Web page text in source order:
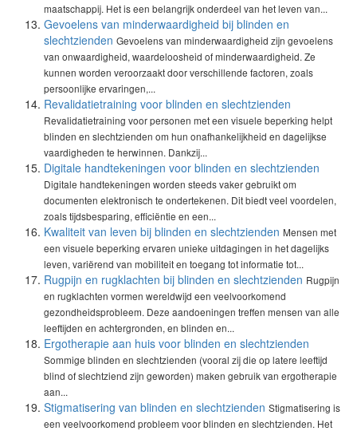
maatschappij. Het is een belangrijk onderdeel van het leven van...
Gevoelens van minderwaardigheid bij blinden en
slechtzienden Gevoelens van minderwaardigheid zijn gevoelens
van onwaardigheid, waardeloosheid of minderwaardigheid. Ze
kunnen worden veroorzaakt door verschillende factoren, zoals
persoonlijke ervaringen,...
Revalidatietraining voor blinden en slechtzienden
Revalidatietraining voor personen met een visuele beperking helpt
blinden en slechtzienden om hun onafhankelijkheid en dagelijkse
vaardigheden te herwinnen. Dankzij...
Digitale handtekeningen voor blinden en slechtzienden
Digitale handtekeningen worden steeds vaker gebruikt om
documenten elektronisch te ondertekenen. Dit biedt veel voordelen,
zoals tijdsbesparing, efficiëntie en een...
Kwaliteit van leven bij blinden en slechtzienden Mensen met
een visuele beperking ervaren unieke uitdagingen in het dagelijks
leven, variërend van mobiliteit en toegang tot informatie tot...
Rugpijn en rugklachten bij blinden en slechtzienden Rugpijn
en rugklachten vormen wereldwijd een veelvoorkomend
gezondheidsprobleem. Deze aandoeningen treffen mensen van alle
leeftijden en achtergronden, en blinden en...
Ergotherapie aan huis voor blinden en slechtzienden
Sommige blinden en slechtzienden (vooral zij die op latere leeftijd
blind of slechtziend zijn geworden) maken gebruik van ergotherapie
aan...
Stigmatisering van blinden en slechtzienden Stigmatisering is
een veelvoorkomend probleem voor blinden en slechtzienden. Het